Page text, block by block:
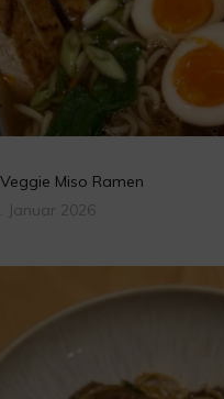
Veggie Miso Ramen
Januar 2026